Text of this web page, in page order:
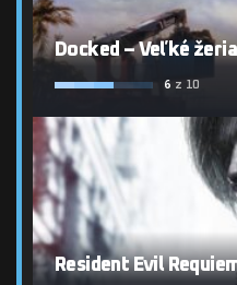
Docked – Veľké
6 z 10
Resident Evil